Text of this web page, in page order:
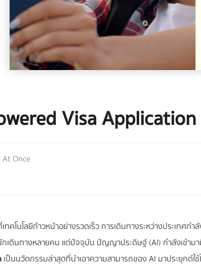
Visa
At Once
ทคโนโลยีก้าวหน้าอย่างรวดเร็ว การเดินทางระหว่างประเทศก
เดินทางหลายคน แต่ปัจจุบัน ปัญญาประดิษฐ์ (AI) กำลังเข้าม
เป็นนวัตกรรมล่าสุดที่นำเอาความสามารถของ AI มาประยุกต์ใ